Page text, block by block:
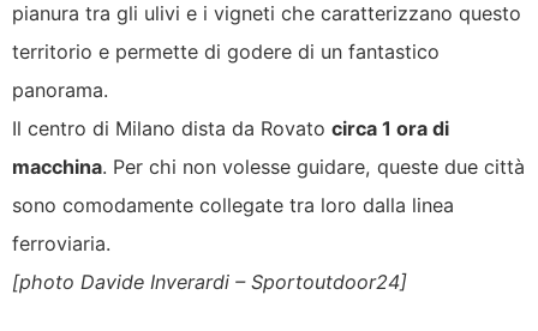
pianura tra gli ulivi e i vigneti che caratterizzano questo
territorio e permette di godere di un fantastico
panorama.
Il centro di Milano dista da Rovato circa 1 ora di
macchina. Per chi non volesse guidare, queste due città
sono comodamente collegate tra loro dalla linea
ferroviaria.
[photo Davide Inverardi – Sportoutdoor24]